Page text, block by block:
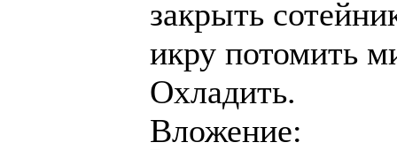
закрыть
икру потомить
Охладить.
Вложение: